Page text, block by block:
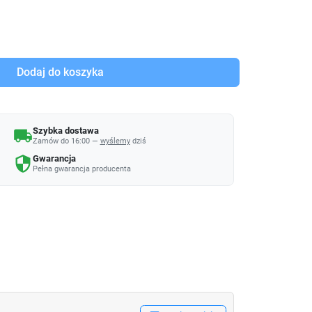
Dodaj do koszyka
local_shippingSzybka dostawa
Zamów do 16:00 — wyślemydziś
security Gwarancja
Pełna gwarancja producenta